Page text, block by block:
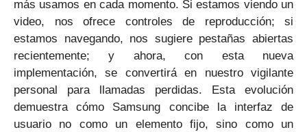
más usamos en cada momento. Si estamos viendo un
video, nos ofrece controles de reproducción; si
estamos navegando, nos sugiere pestañas abiertas
recientemente; y ahora, con esta nueva
implementación, se convertirá en nuestro vigilante
personal para llamadas perdidas. Esta evolución
demuestra cómo Samsung concibe la interfaz de
usuario no como un elemento fijo, sino como un